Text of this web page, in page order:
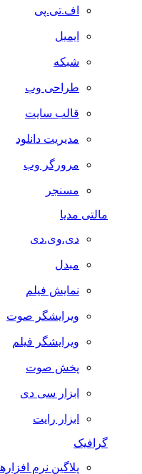
اف.تی.پی
ایمیل
شبکه
طراحی وب
قالب سایت
مدیریت دانلود
مرورگر وب
مسنجر
مالتی مدیا
دی.وی.دی
مبدل
نمایش فیلم
ویرایشگر صوت
ویرایشگر فیلم
پخش صوت
ابزار سی دی
ابزار رایت
گرافیک
پلاگین نرم افزارها